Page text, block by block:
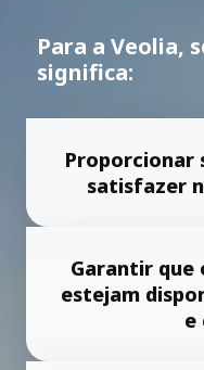
Para a Veolia,
significa:
Proporcionar
satisfazer
Garantir que
estejam
e